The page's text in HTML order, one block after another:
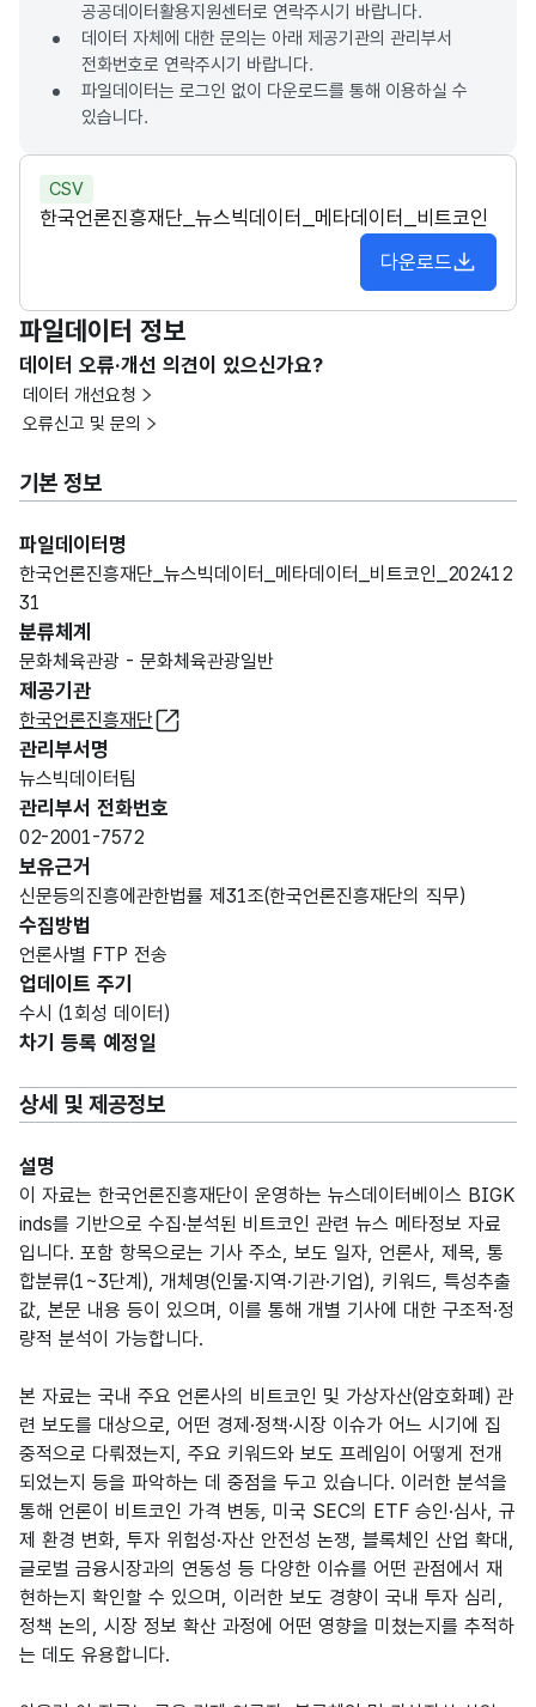
공공데이터활용지원센터로 연락주시기 바랍니다.
데이터 자체에 대한 문의는 아래 제공기관의 관리부서
전화번호로 연락주시기 바랍니다.
파일데이터는 로그인 없이 다운로드를 통해 이용하실 수
있습니다.
CSV
한국언론진흥재단_뉴스빅데이터_메타데이터_비트코인
다운로드
파일데이터 정보
데이터 오류·개선 의견이 있으신가요?
데이터 개선요청
오류신고 및 문의
기본 정보
파일데이터명
한국언론진흥재단_뉴스빅데이터_메타데이터_비트코인_202412
31
분류체계
문화체육관광 - 문화체육관광일반
제공기관
한국언론진흥재단
관리부서명
뉴스빅데이터팀
관리부서 전화번호
02-2001-7572
보유근거
신문등의진흥에관한법률 제31조(한국언론진흥재단의 직무)
수집방법
언론사별 FTP 전송
업데이트 주기
수시 (1회성 데이터)
차기 등록 예정일
상세 및 제공정보
설명
이 자료는 한국언론진흥재단이 운영하는 뉴스데이터베이스 BIGK
inds를 기반으로 수집·분석된 비트코인 관련 뉴스 메타정보 자료
입니다. 포함 항목으로는 기사 주소, 보도 일자, 언론사, 제목, 통
합분류(1~3단계), 개체명(인물·지역·기관·기업), 키워드, 특성추출
값, 본문 내용 등이 있으며, 이를 통해 개별 기사에 대한 구조적·정
량적 분석이 가능합니다.
본 자료는 국내 주요 언론사의 비트코인 및 가상자산(암호화폐) 관
련 보도를 대상으로, 어떤 경제·정책·시장 이슈가 어느 시기에 집
중적으로 다뤄졌는지, 주요 키워드와 보도 프레임이 어떻게 전개
되었는지 등을 파악하는 데 중점을 두고 있습니다. 이러한 분석을
통해 언론이 비트코인 가격 변동, 미국 SEC의 ETF 승인·심사, 규
제 환경 변화, 투자 위험성·자산 안전성 논쟁, 블록체인 산업 확대,
글로벌 금융시장과의 연동성 등 다양한 이슈를 어떤 관점에서 재
현하는지 확인할 수 있으며, 이러한 보도 경향이 국내 투자 심리,
정책 논의, 시장 정보 확산 과정에 어떤 영향을 미쳤는지를 추적하
는 데도 유용합니다.